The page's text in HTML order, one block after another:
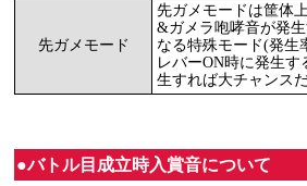
先ガメモード
先ガメモードは筐体
&ガメラ咆哮音が発
なる特殊モード(発生
レバーON時に発生
生すれば大チャンスだ
●バトル目成立時入賞音について